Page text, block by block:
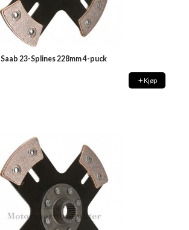
Saab 23-Splines 228mm 4-puck
Kjøp